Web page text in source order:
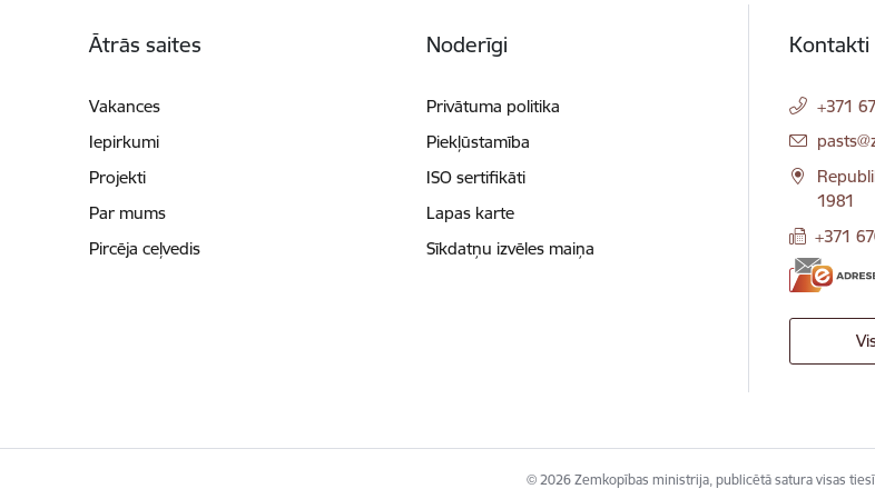
Ātrās saites
Vakances
Iepirkumi
Projekti
Par mums
Pircēja ceļvedis
Noderīgi
Privātuma politika
Piekļūstamība
ISO sertifikāti
Lapas karte
Sīkdatņu izvēles maiņa
Kontakti
+371
E-
1981
+371
© 2026 Zemkopības ministrija, publicētā satura visas